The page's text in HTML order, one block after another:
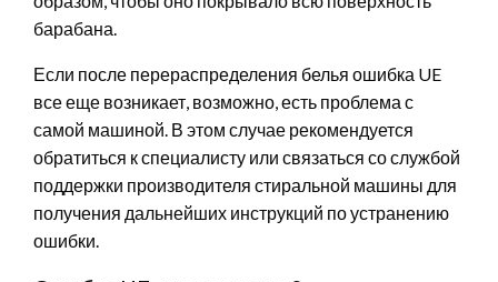
барабана.
Если после перераспределения белья ошибка UE
все еще возникает, возможно, есть проблема с
самой машиной. В этом случае рекомендуется
обратиться к специалисту или связаться со службой
поддержки производителя стиральной машины для
получения дальнейших инструкций по устранению
ошибки.